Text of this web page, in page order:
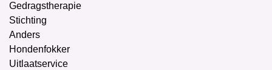
Gedragstherapie
Stichting
Anders
Hondenfokker
Uitlaatservice